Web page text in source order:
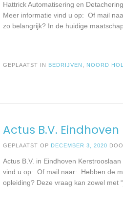
Hattrick Automatisering en
Meer informatie vind u op: Of mail
zo belangrijk? In de huidige
GEPLAATST IN BEDRIJVEN NOORD
Actus B.V. Eindhoven
GEPLAATST OP DECEMBER 3, 2020
Actus B.V. in Eindhoven
vind u op: Of mail naar: Hebben de
opleiding? Deze vraag kan zowel met